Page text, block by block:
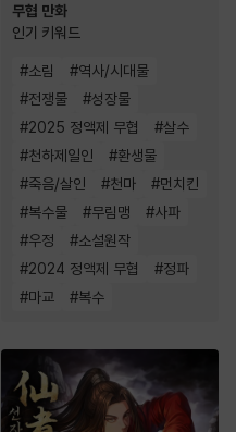
무협 만화
인기 키워드
#소림 #역사/시대물
#전쟁물 #성장물
#2025 정액제 무협 #살수
#천하제일인 #환생물
#죽음/살인 #천마 #먼치킨
#복수물 #무림맹 #사파
#우정 #소설원작
#2024 정액제 무협 #정파
#마교 #복수